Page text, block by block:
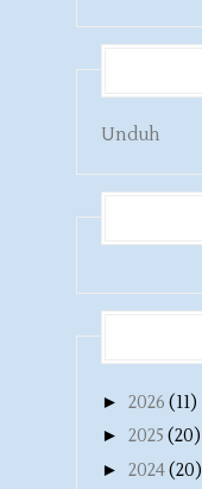
Unduh
► 2026 (11)
► 2025 (20)
► 2024(20)